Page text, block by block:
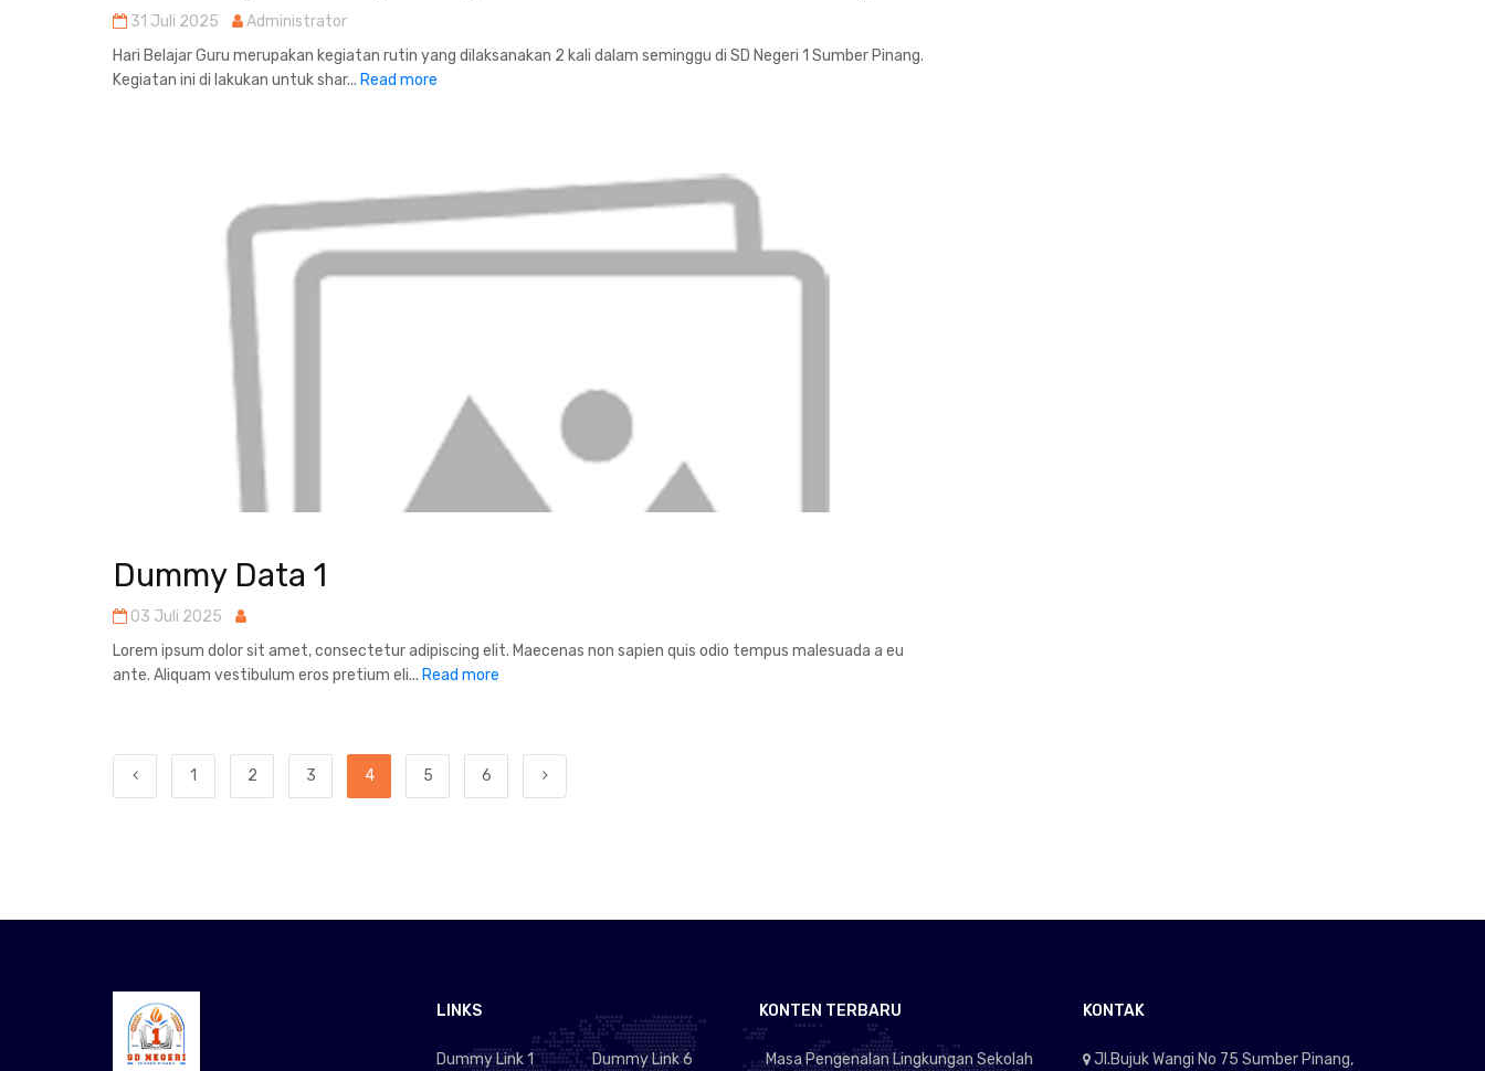
31 Juli 2025
Administrator
Hari Belajar Guru merupakan kegiatan rutin yang dilaksanakan 2 kali dalam seminggu di SD Negeri 1 Sumber Pinang.
Kegiatan ini di lakukan untuk shar... Read more
Dummy Data 1
03 Juli 2025
Lorem ipsum dolor sit amet, consectetur adipiscing elit. Maecenas non sapien quis odio tempus malesuada a eu
ante. Aliquam vestibulum eros pretium eli... Read more
1 2 3 4 5 6
LINKS
Dummy Link 1 Dummy Link 6
KONTEN TERBARU
Masa Pengenalan Lingkungan Sekolah
KONTAK
Jl.Bujuk Wangi No 75 Sumber Pinang,